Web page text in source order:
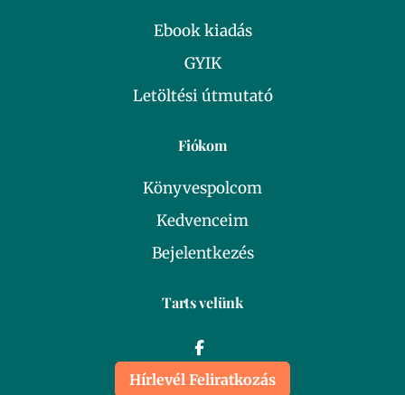
Ebook kiadás
GYIK
Letöltési útmutató
Fiókom
Könyvespolcom
Kedvenceim
Bejelentkezés
Tarts velünk
Hírlevél Feliratkozás